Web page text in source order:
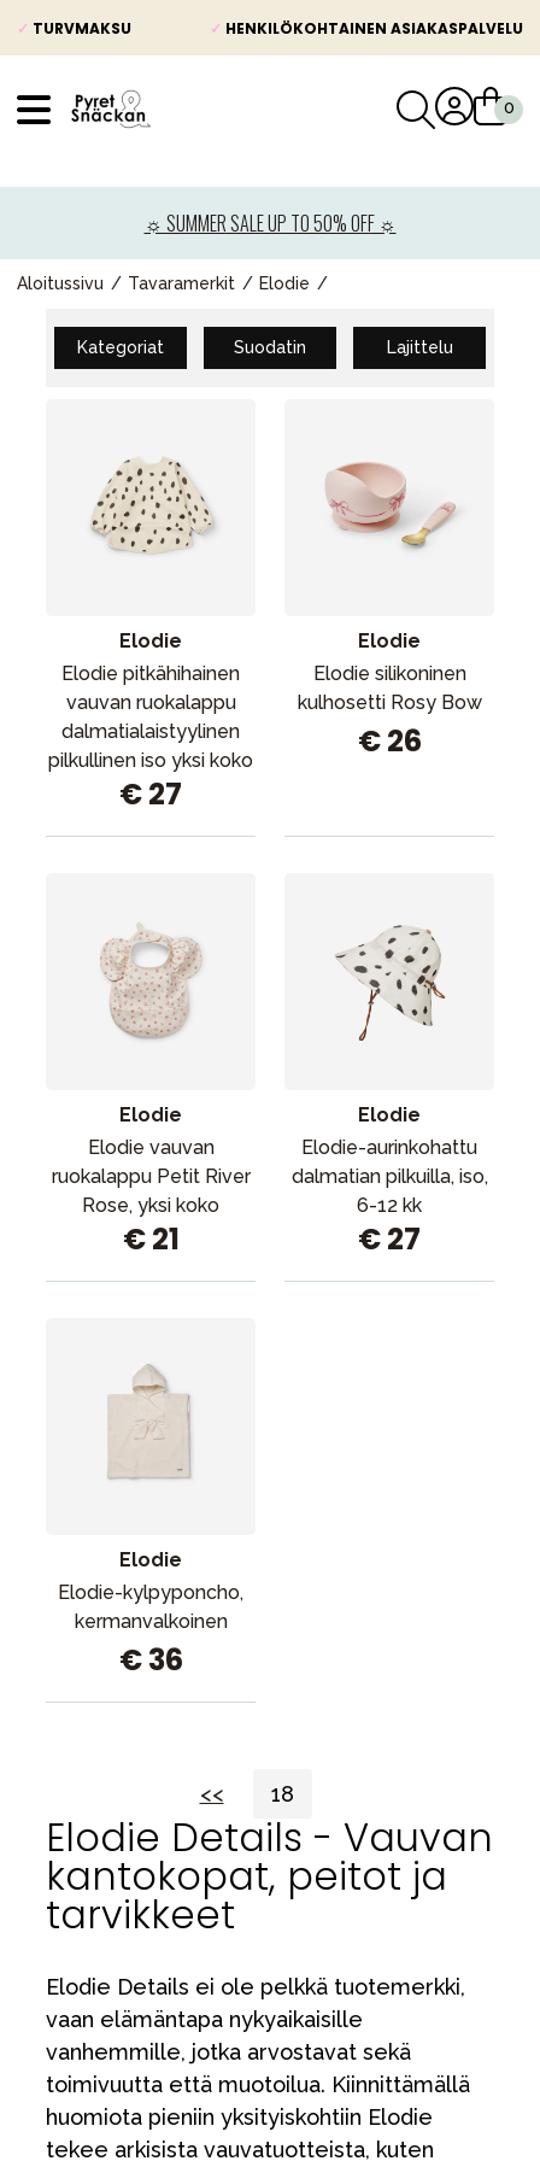
✓ TURVMAKSU ✓ HENKILÖKOHTAINEN ASIAKASPALVELU
☼ SUMMER SALE UP TO 50% OFF ☼
Aloitussivu Tavaramerkit Elodie
Kategoriat Suodatin Lajittelu
Elodie
Elodie pitkähihainen
vauvan ruokalappu
dalmatialaistyylinen
pilkullinen iso yksi koko
€ 27
Elodie
Elodie silikoninen
kulhosetti Rosy Bow
€ 26
Elodie
Elodie vauvan
ruokalappu Petit River
Rose, yksi koko
€ 21
Elodie
Elodie-aurinkohattu
dalmatian pilkuilla, iso,
6-12 kk
€ 27
Elodie
Elodie-kylpyponcho,
kermanvalkoinen
€ 36
<< 18
Elodie Details - Vauvan
kantokopat, peitot ja
tarvikkeet
Elodie Details ei ole pelkkä tuotemerkki,
vaan elämäntapa nykyaikaisille
vanhemmille, jotka arvostavat sekä
toimivuutta että muotoilua. Kiinnittämällä
huomiota pieniin yksityiskohtiin Elodie
tekee arkisista vauvatuotteista, kuten
Lastenvaunut
Lasten turvaistuimet
Vauvan paketti
Lapsi & vauva
Huonekalut & vuodevaatteet
Tarvikkeet
Lahjavinkkejä
Suosikit
Tavaramerkit
Ota meihin yhteyttä osoitteessa